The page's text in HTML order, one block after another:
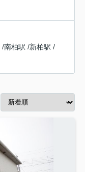
/南柏駅 /新柏駅 /